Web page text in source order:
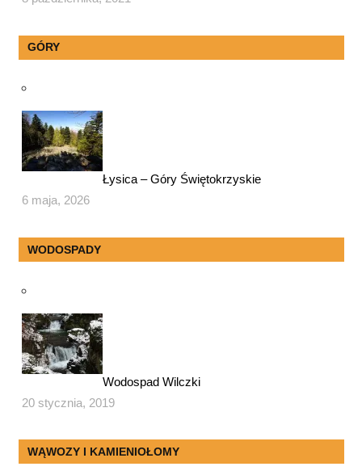
GÓRY
Łysica – Góry Świętokrzyskie
6 maja, 2026
WODOSPADY
Wodospad Wilczki
20 stycznia, 2019
WĄWOZY I KAMIENIOŁOMY